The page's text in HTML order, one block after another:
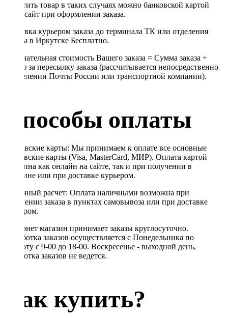
Оплатить товар в таких случаях можно банковской картой
через сайт при оформлении заказа.
Доставка курьером заказа до терминала ТК или отделения
Почты в Иркутске Бесплатно.
Окончательная стоимость Вашего заказа = Сумма заказа +
Тариф за пересылку заказа (рассчитывается непосредственно
в отделении Почты России или транспортной компании).
Способы оплаты
Банковские карты: Мы принимаем к оплате все основные
банковские карты (Visa, MasterCard, МИР). Оплата картой
доступна как онлайн на сайте, так и при получении в
магазине или при доставке курьером.
Наличный расчет: Оплата наличными возможна при
получении заказа в пунктах самовывоза или при доставке
курьером.
Интернет магазин принимает заказы круглосуточно.
Обработка заказов осуществляется с Понедельника по
Субботу с 9-00 до 18-00. Воскресенье - выходной день,
обработка заказов не ведется.
Как купить?